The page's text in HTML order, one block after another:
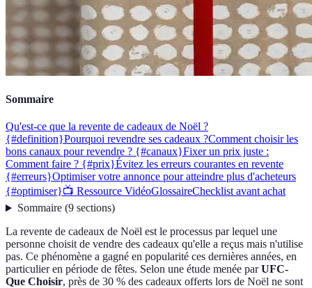
Sommaire
Qu'est-ce que la revente de cadeaux de Noël ?
{#definition}Pourquoi revendre ses cadeaux ?Comment choisir les
bons canaux pour revendre ? {#canaux}Fixer un prix juste :
Comment faire ? {#prix}Évitez les erreurs courantes en revente
{#erreurs}Optimiser votre annonce pour atteindre plus d'acheteurs
{#optimiser}📺 Ressource VidéoGlossaireChecklist avant achat
Sommaire(9 sections)
La revente de cadeaux de Noël est le processus par lequel une
personne choisit de vendre des cadeaux qu'elle a reçus mais n'utilise
pas. Ce phénomène a gagné en popularité ces dernières années, en
particulier en période de fêtes. Selon une étude menée parUFC-
Que Choisir, près de 30 % des cadeaux offerts lors de Noël ne sont